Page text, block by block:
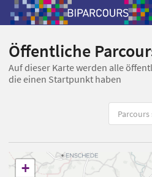
Öffentliche
Auf dieser Karte werden alle
die einen Startpunkt haben
+